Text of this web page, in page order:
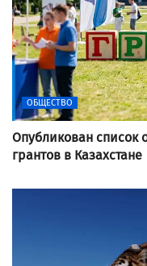
ОБЩЕСТВО
Опубликован список
грантов в Казахстане